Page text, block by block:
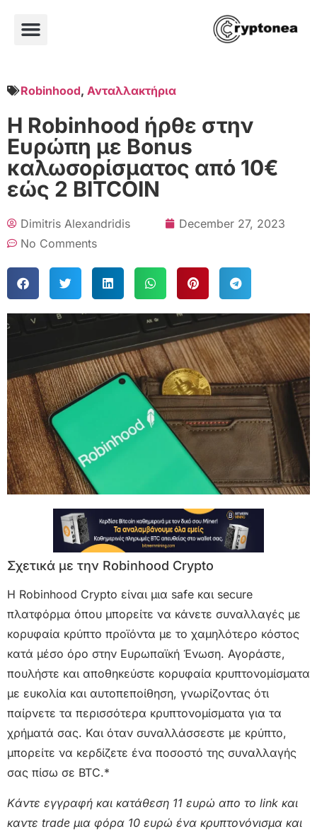
Robinhood, Ανταλλακτήρια
H Robinhood ήρθε στην
Ευρώπη με Bonus
καλωσορίσματος από 10€
εώς 2 BITCOIN
Dimitris Alexandridis
December 27, 2023
No Comments
Σχετικά με την Robinhood Crypto
H Robinhood Crypto είναι μια safe και secure
πλατφόρμα όπου μπορείτε να κάνετε συναλλαγές με
κορυφαία κρύπτο προϊόντα με το χαμηλότερο κόστος
κατά μέσο όρο στην Ευρωπαϊκή Ένωση. Αγοράστε,
πουλήστε και αποθηκεύστε κορυφαία κρυπτονομίσματα
με ευκολία και αυτοπεποίθηση, γνωρίζοντας ότι
παίρνετε τα περισσότερα κρυπτονομίσματα για τα
χρήματά σας. Και όταν συναλλάσσεστε με κρύπτο,
μπορείτε να κερδίζετε ένα ποσοστό της συναλλαγής
σας πίσω σε BTC.*
Kάντε εγγραφή και κατάθεση 11 ευρώ απο το link και
καντε trade μια φόρα 10 ευρώ ένα κρυπτονόνισμα και